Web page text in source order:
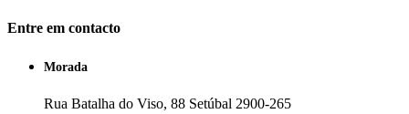
Entre em contacto
Morada
Rua Batalha do Viso, 88 Setúbal 2900-265